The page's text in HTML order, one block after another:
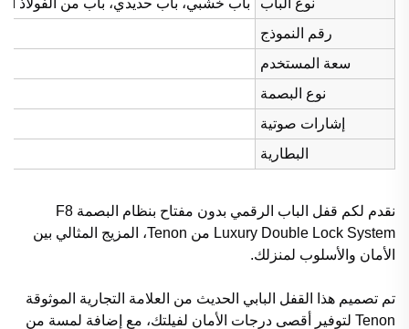
رقم النموذج
سعة المستخدم
نوع البصمة
إشارات صوتية
البطارية
نقدم لكم قفل الباب الرقمي بدون مفتاح بنظام البصمة F8
Luxury Double Lock System من Tenon، المزيج المثالي بين
الأمان والأسلوب لمنزلك.
تم تصميم هذا القفل البابي الحديث من العلامة التجارية الموثوقة
Tenon لتوفير أقصى درجات الأمان لفيلتك، مع إضافة لمسة من